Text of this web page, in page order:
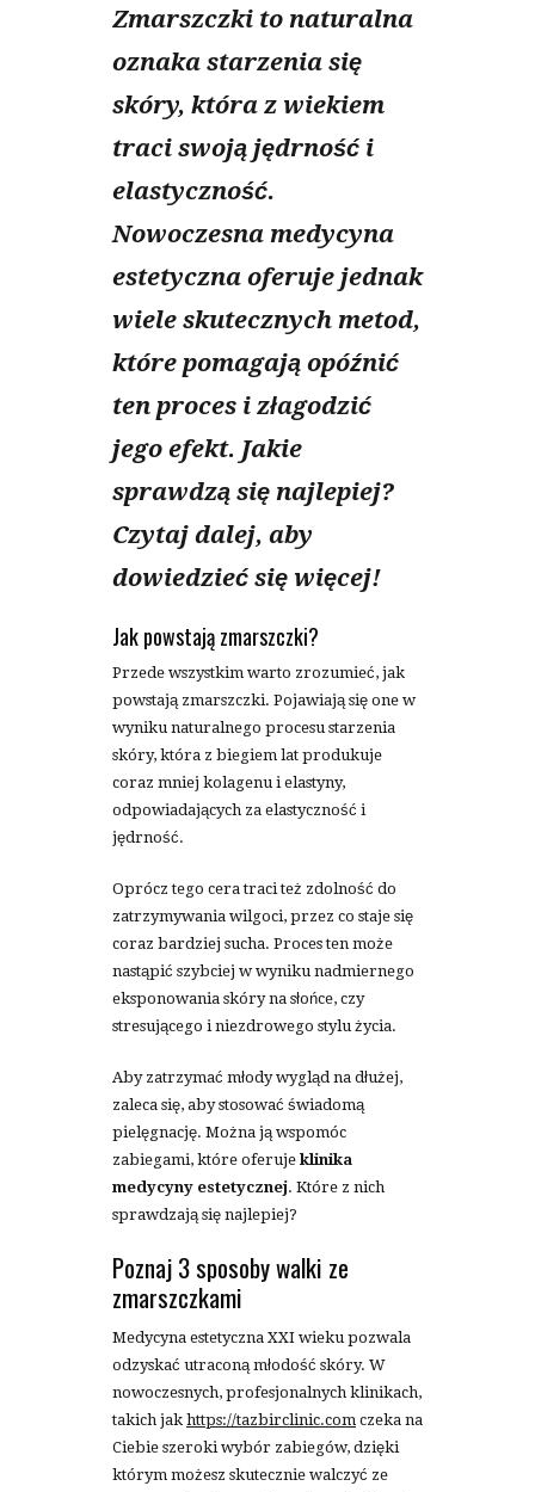
Zmarszczki to naturalna
oznaka starzenia się
skóry, która z wiekiem
traci swoją jędrność i
elastyczność.
Nowoczesna medycyna
estetyczna oferuje jednak
wiele skutecznych metod,
które pomagają opóźnić
ten proces i złagodzić
jego efekt. Jakie
sprawdzą się najlepiej?
Czytaj dalej, aby
dowiedzieć się więcej!
Jak powstają zmarszczki?
Przede wszystkim warto zrozumieć, jak
powstają zmarszczki. Pojawiają się one w
wyniku naturalnego procesu starzenia
skóry, która z biegiem lat produkuje
coraz mniej kolagenu i elastyny,
odpowiadających za elastyczność i
jędrność.
Oprócz tego cera traci też zdolność do
zatrzymywania wilgoci, przez co staje się
coraz bardziej sucha. Proces ten może
nastąpić szybciej w wyniku nadmiernego
eksponowania skóry na słońce, czy
stresującego i niezdrowego stylu życia.
Aby zatrzymać młody wygląd na dłużej,
zaleca się, aby stosować świadomą
pielęgnację. Można ją wspomóc
zabiegami, które oferuje klinika
medycyny estetycznej. Które z nich
sprawdzają się najlepiej?
Poznaj 3 sposoby walki ze
zmarszczkami
Medycyna estetyczna XXI wieku pozwala
odzyskać utraconą młodość skóry. W
nowoczesnych, profesjonalnych klinikach,
takich jak https://tazbirclinic.com czeka na
Ciebie szeroki wybór zabiegów, dzięki
którym możesz skutecznie walczyć ze